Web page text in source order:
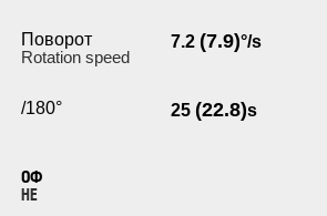
Поворот
Rotation speed
7.2 (7.9)°/s
/180° 25 (22.8)s
ОФ
HE